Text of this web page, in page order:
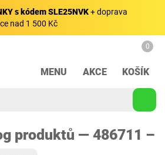
s kódem SLE25NVK+ doprava
nad 1 500 Kč
MENU AKCE
0
KOŠÍK
produktů — 486711 –